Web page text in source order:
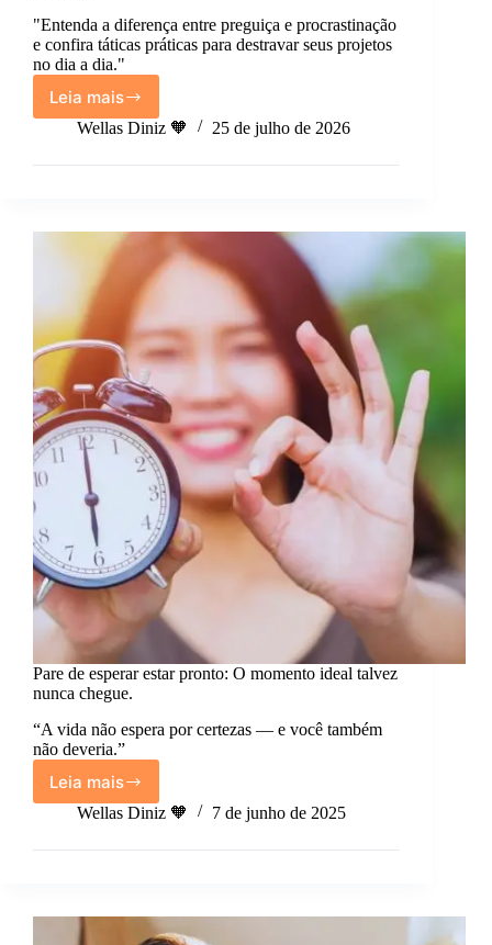
"Entenda a diferença entre preguiça e procrastinação
e confira táticas práticas para destravar seus projetos
no dia a dia."
Leia mais
Como
você
superar
(a
partir
de
hoje).
Wellas Diniz 🧡 25 de julho de 2026
Pare de esperar estar pronto: O momento ideal talvez
nunca chegue.
“A vida não espera por certezas — e você também
não deveria.”
Leia mais
Pare
de
estar
momento
Wellas Diniz 🧡 7 de junho de 2025